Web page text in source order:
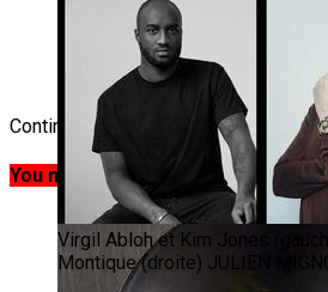
Virgil Abloh et Kim Jones
Montique (droite) JULIEN
Continue Reading
You may like